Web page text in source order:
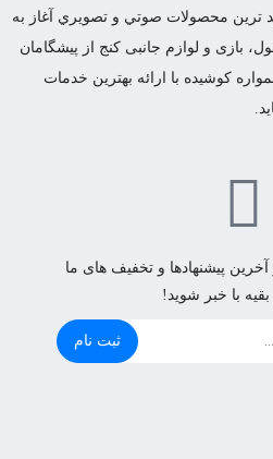
ترين محصولات صوتي و تصويري آغاز به
بازی و لوازم جانبی کنج از پیشگامان
کوشیده با ارائه بهترین خدمات
پیشنهادها و تخفیف های ما
بقیه با خبر شوید!
ثبت نام